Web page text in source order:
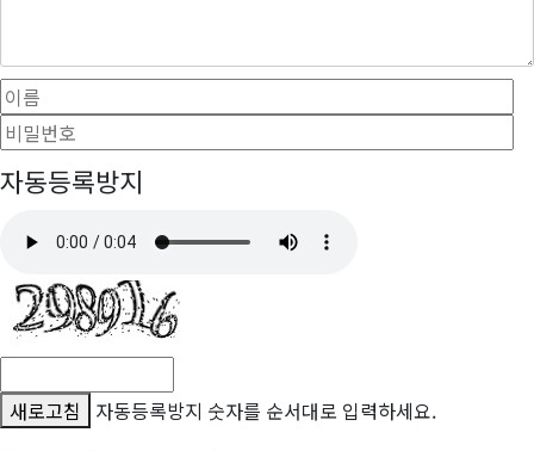
이름필수
자동등록방지
새로고침
자동등록방지 숫자를 순서대로 입력하세요.